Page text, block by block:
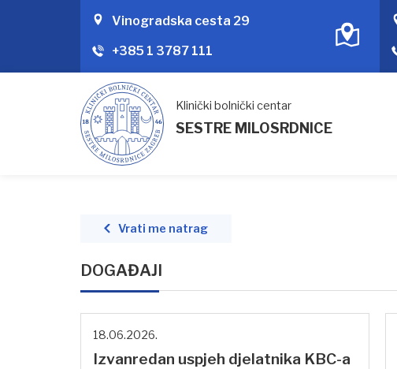
Vinogradska cesta 29
+385 1 3787 111
Klinički bolnički centar
SESTRE MILOSRDNICE
Vrati me natrag
DOGAĐAJI
18.06.2026.
Izvanredan uspjeh djelatnika KBC-a